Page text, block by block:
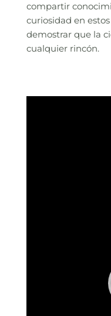
compartir
curiosidad en
demostrar que la
cualquier rincón.